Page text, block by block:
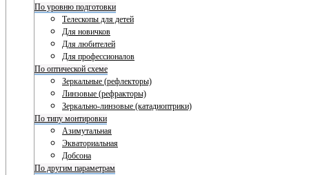
По уровню подготовки
Телескопы для детей
Для новичков
Для любителей
Для профессионалов
По оптической схеме
Зеркальные (рефлекторы)
Линзовые (рефракторы)
Зеркально-линзовые (катадиоптрики)
По типу монтировки
Азимутальная
Экваториальная
Добсона
По другим параметрам